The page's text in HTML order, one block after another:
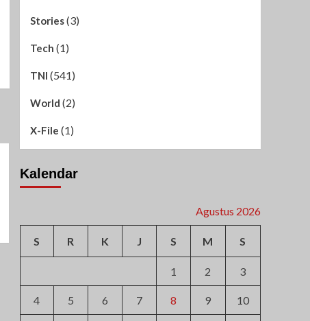
Stories(3)
Tech (1)
TNI (541)
World (2)
X-File (1)
Kalendar
Agustus 2026
S R K J S M S
1 2 3
4 5 6 7 8 9 10